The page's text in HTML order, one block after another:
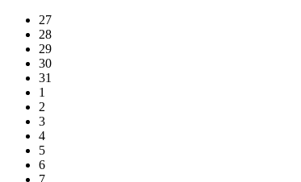
27
28
29
30
31
1
2
3
4
5
6
7